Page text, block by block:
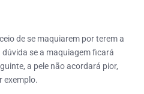
de se maquiarem por terem a
se a maquiagem ficará
a pele não acordará pior,
exemplo.